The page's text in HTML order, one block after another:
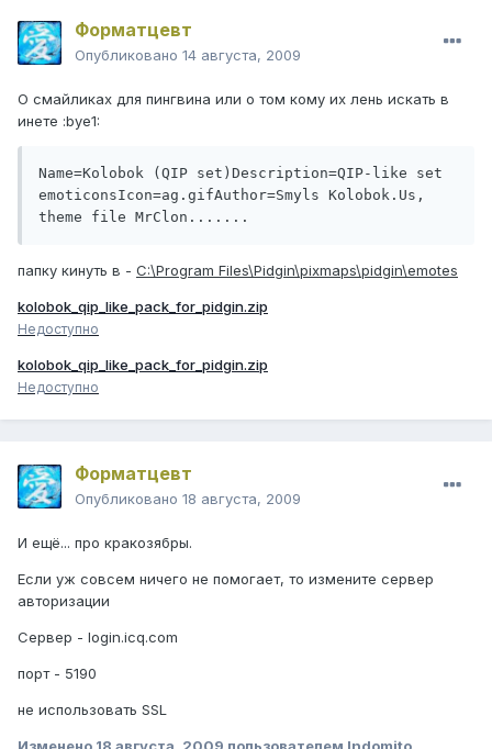
Форматцевт
Опубликовано 14 августа, 2009
О смайликах для пингвина или о том кому их лень искать в
инете :bye1:
Name=Kolobok (QIP set)Description=QIP-like set
emoticonsIcon=ag.gifAuthor=Smyls Kolobok.Us,
theme file MrClon.......
папку кинуть в - C:\Program Files\Pidgin\pixmaps\pidgin\emotes
kolobok_qip_like_pack_for_pidgin.zip
Недоступно
kolobok_qip_like_pack_for_pidgin.zip
Недоступно
Форматцевт
Опубликовано 18 августа, 2009
И ещё... про кракозябры.
Если уж совсем ничего не помогает, то измените сервер
авторизации
Сервер - login.icq.com
порт - 5190
не использовать SSL